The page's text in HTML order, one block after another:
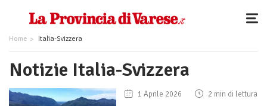
Home Italia-Svizzera
Notizie Italia-Svizzera
1 Aprile 2026 2 min di lettura